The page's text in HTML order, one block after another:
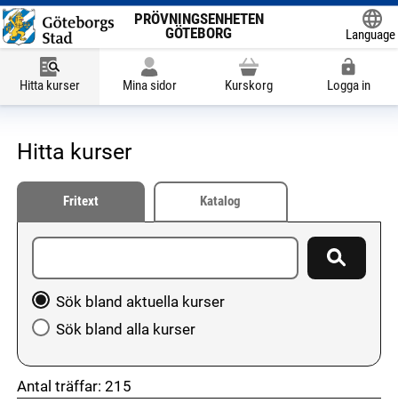
PRÖVNINGSENHETEN
GÖTEBORG
Language
Hitta kurser Mina sidor Kurskorg Logga in
Hitta kurser
Fritext Katalog
Välj att söka bland aktuella kurser eller hela utbudet
Sök bland aktuella kurser
Sök bland alla kurser
Sök
Antal träffar: 215